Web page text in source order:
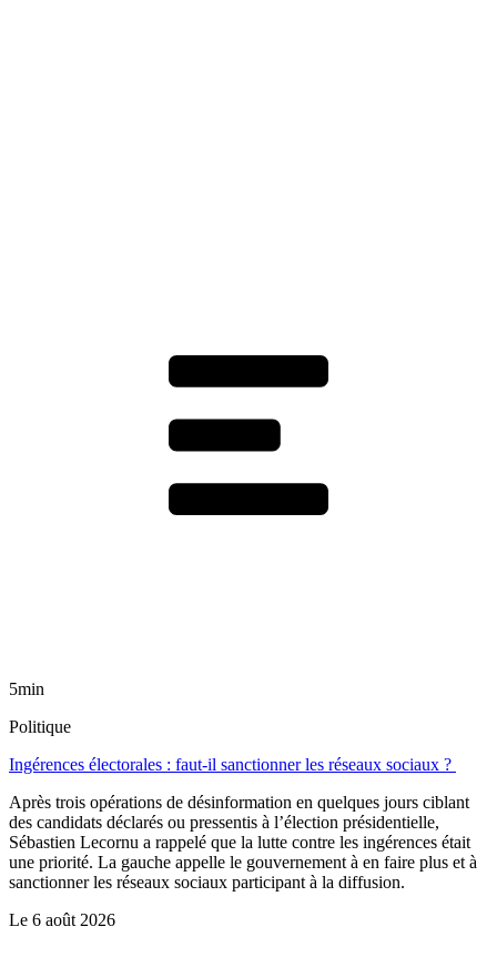
5min
Politique
Ingérences électorales : faut-il sanctionner les réseaux sociaux ?
Après trois opérations de désinformation en quelques jours ciblant
des candidats déclarés ou pressentis à l’élection présidentielle,
Sébastien Lecornu a rappelé que la lutte contre les ingérences était
une priorité. La gauche appelle le gouvernement à en faire plus et à
sanctionner les réseaux sociaux participant à la diffusion.
Le 6 août 2026